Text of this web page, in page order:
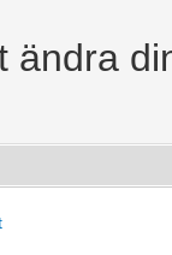
ändra